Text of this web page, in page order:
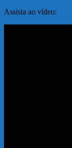
Assista ao vídeo: